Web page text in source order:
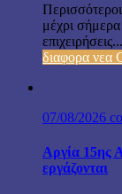
μέχρι
επιχειρήσεις...
διαφορα νεα
07/08/2026
Αργία 15ης
εργάζονται